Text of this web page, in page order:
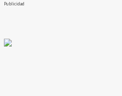
Publicidad